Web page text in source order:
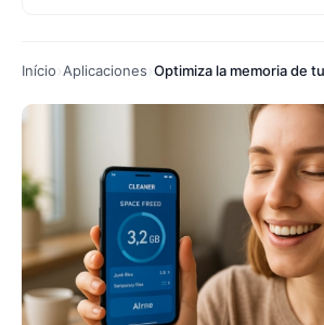
Início Aplicaciones